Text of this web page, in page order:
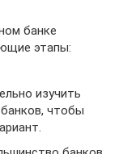
банке
этапы:
изучить
чтобы